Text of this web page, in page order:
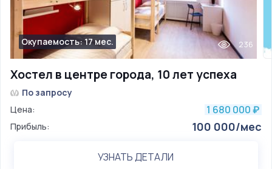
Хостел в центре города, 10 лет успеха
Окупаемость: 17 мес. 236
По запросу
Цена:
1 680 000 ₽
Прибыль: 100 000/мес
УЗНАТЬ ДЕТАЛИ